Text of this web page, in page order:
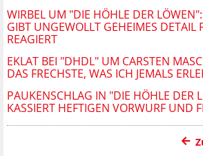
WIRBEL UM "DIE HÖHLE DER
GIBT UNGEWOLLT GEHEIMES DETAIL
REAGIERT
EKLAT BEI "DHDL" UM CARSTEN
DAS FRECHSTE, WAS ICH JEMALS
PAUKENSCHLAG IN "DIE HÖHLE DER
KASSIERT HEFTIGEN VORWURF UND